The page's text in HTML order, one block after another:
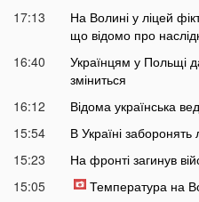
17:13
На Волині у ліцей
що відомо про
16:40
Українцям у Польщі
зміниться
16:12
Відома українська
15:54
В Україні
15:23
На фронті загинув
15:05
Температура на